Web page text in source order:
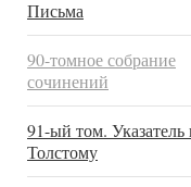
Письма
90-томное собрание
сочинений
91-ый том. Указатель
Толстому